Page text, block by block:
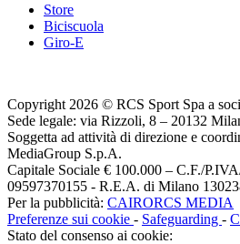
Store
Biciscuola
Giro-E
Copyright 2026 © RCS Sport Spa a
Sede legale: via Rizzoli, 8 – 20132
Soggetta ad attività di direzione e
MediaGroup S.p.A.
Capitale Sociale € 100.000 – C.F./
09597370155 - R.E.A. di Milano
Per la pubblicità: CAIRORCS MEDIA
Preferenze sui cookie - Safeguarding -
Stato del consenso ai cookie: